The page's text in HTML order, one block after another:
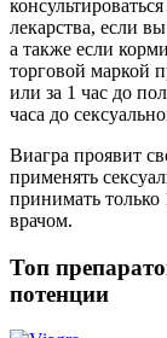
лекарства, если
а также если
торговой маркой
или за 1 час до
часа до
Виагра проявит
применять
принимать только
врачом.
Топ
потенции